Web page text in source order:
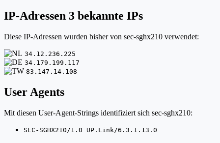
IP-Adressen 3 bekannte IPs
Diese IP-Adressen wurden bisher von sec-sghx210 verwendet:
34.12.236.225
34.179.199.117
83.147.14.108
User Agents
Mit diesen User-Agent-Strings identifiziert sich sec-sghx210:
SEC-SGHX210/1.0 UP.Link/6.3.1.13.0